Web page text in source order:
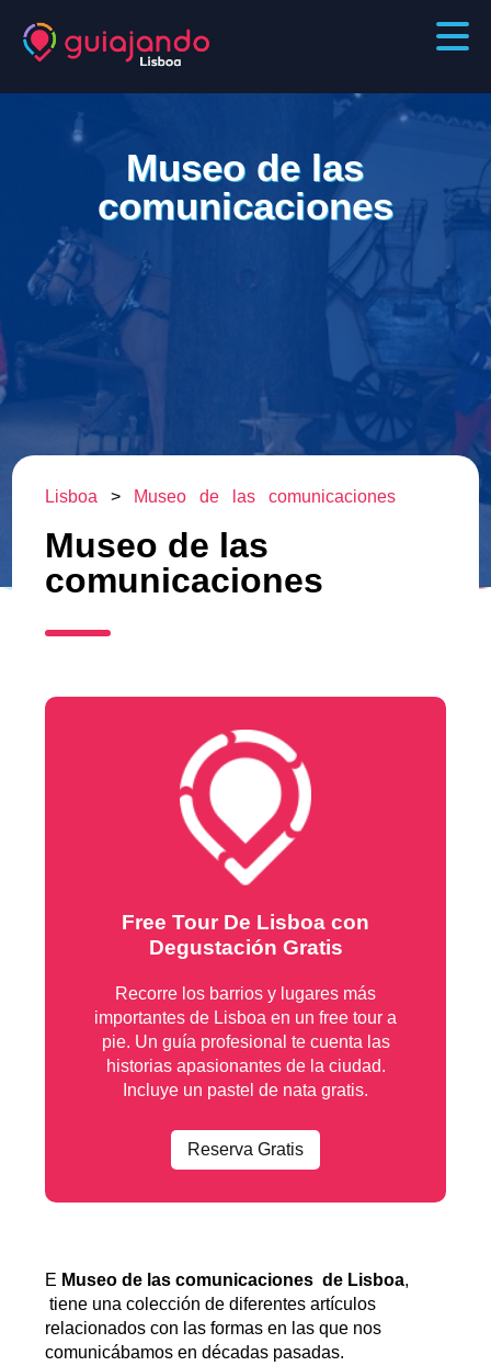
Museo de las
comunicaciones
Lisboa > Museo de las comunicaciones
Museo de las
comunicaciones
Free Tour De Lisboa con
Degustación Gratis
Recorre los barrios y lugares más
importantes de Lisboa en un free tour a
pie. Un guía profesional te cuenta las
historias apasionantes de la ciudad.
Incluye un pastel de nata gratis.
Reserva Gratis
E Museo de las comunicaciones de Lisboa,
tiene una colección de diferentes artículos
relacionados con las formas en las que nos
comunicábamos en décadas pasadas.